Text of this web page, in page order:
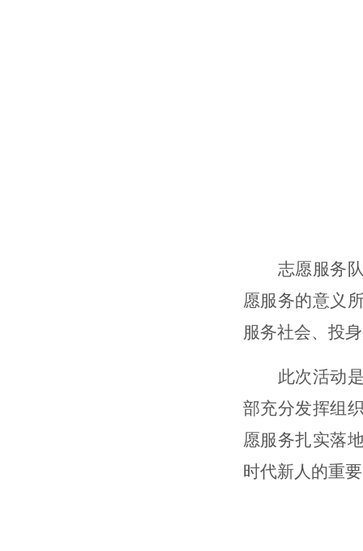
志愿服务
愿服务的意义
服务社会、投
此次活动
部充分发挥组
愿服务扎实落
时代新人的重